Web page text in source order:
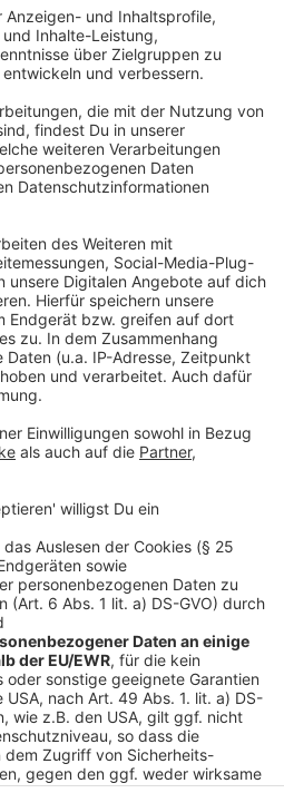
die wildesten Theorien über
schon bald wird klar, dass
Macht am Werk ist.
Prime Video
seine Crew zu beruhigen.
ist groß.
Prime Video
und schürt die
gibt es die ersten Opfer.